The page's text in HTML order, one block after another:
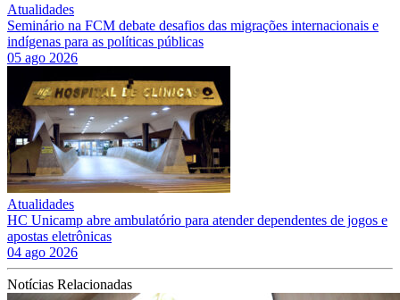
Atualidades
Seminário na FCM debate desafios das migrações internacionais e
indígenas para as políticas públicas
05 ago 2026
Atualidades
HC Unicamp abre ambulatório para atender dependentes de jogos e
apostas eletrônicas
04 ago 2026
Notícias Relacionadas